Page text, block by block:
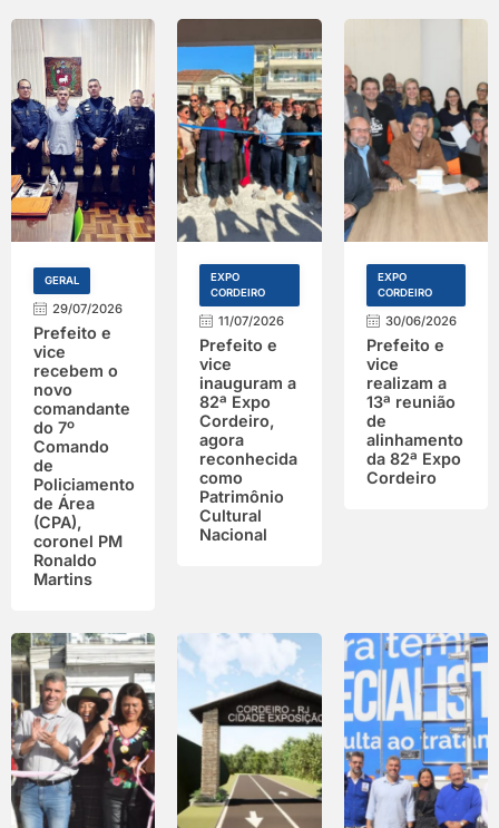
GERAL
29/07/2026
Prefeito e
vice
recebem o
novo
comandante
do 7º
Comando
de
Policiamento
de Área
(CPA),
coronel PM
Ronaldo
Martins
EXPO
CORDEIRO
11/07/2026
Prefeito e
vice
inauguram a
82ª Expo
Cordeiro,
agora
reconhecida
como
Patrimônio
Cultural
Nacional
EXPO
CORDEIRO
30/06/2026
Prefeito e
vice
realizam a
13ª reunião
de
alinhamento
da 82ª Expo
Cordeiro